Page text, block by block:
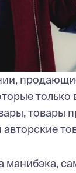
только
товары
манибэка,